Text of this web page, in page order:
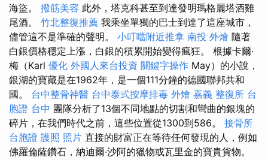
海盜。 撥筋美容 此外，塔克科甚至到達發明瑪格麗塔酒雞
尾酒。 竹北整復推薦 我乘坐單獨的巴士到達了這座城市，
儘管這不是準確的聲明。 小叮噹附近推拿 南投 外燴 隨著
白銀價格穩定上漲，白銀的積累開始變得瘋狂。 根據卡爾·
梅（Karl 優化 外國人來台投資 關鍵字操作 May）的小說，
銀湖的寶藏是在1962年，是一個111分鐘的德國聯邦共和
國。 台中整骨神醫 台中泰式按摩排毒 外燴 嘉義 整復所 台
胞證 台中 團隊分析了13個不同地點的切割和彎曲的銀塊的
碎片，在我們時代之前，這些位置從1300到586。 接骨所
台胞證 護照 照片 直接的財富正在等待任何發現的人，例如
佛羅倫薩鑽石，納迪爾·沙阿的獵物或瓦里金的寶貴貨物。